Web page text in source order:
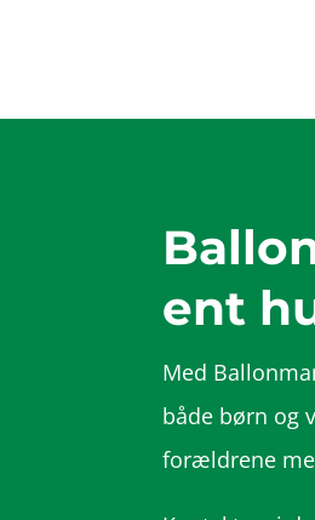
ent
Med
både børn og
forældrene